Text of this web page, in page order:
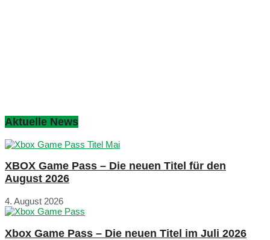
Aktuelle News
XBOX Game Pass – Die neuen Titel für den
August 2026
4. August 2026
Xbox Game Pass – Die neuen Titel im Juli 2026